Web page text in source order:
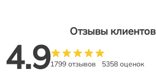
Отзывы клиентов
4.91799 отзывов 5358 оценок